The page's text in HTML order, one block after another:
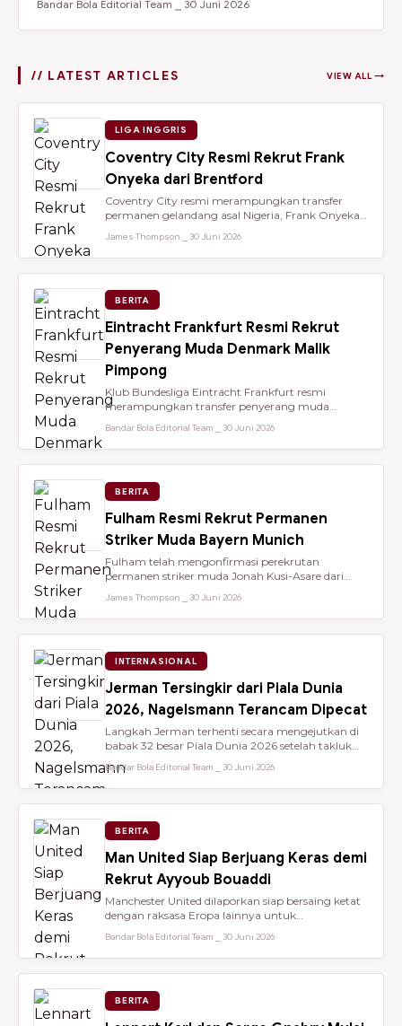
Bandar Bola Editorial Team ⎯ 30 Juni 2026
// LATEST ARTICLES VIEW ALL →
LIGA INGGRIS
Coventry City Resmi Rekrut Frank
Onyeka dari Brentford
Coventry City resmi merampungkan transfer
permanen gelandang asal Nigeria, Frank Onyeka,
James Thompson ⎯ 30 Juni 2026
BERITA
Eintracht Frankfurt Resmi Rekrut
Penyerang Muda Denmark Malik
Pimpong
Klub Bundesliga Eintracht Frankfurt resmi
merampungkan transfer penyerang muda
Bandar Bola Editorial Team ⎯ 30 Juni 2026
BERITA
Fulham Resmi Rekrut Permanen
Striker Muda Bayern Munich
Fulham telah mengonfirmasi perekrutan
permanen striker muda Jonah Kusi-Asare dari
James Thompson ⎯ 30 Juni 2026
INTERNASIONAL
Jerman Tersingkir dari Piala Dunia
2026, Nagelsmann Terancam Dipecat
Langkah Jerman terhenti secara mengejutkan di
babak 32 besar Piala Dunia 2026 setelah takluk
Bandar Bola Editorial Team ⎯ 30 Juni 2026
BERITA
Man United Siap Berjuang Keras demi
Rekrut Ayyoub Bouaddi
Manchester United dilaporkan siap bersaing ketat
dengan raksasa Eropa lainnya untuk
Bandar Bola Editorial Team ⎯ 30 Juni 2026
BERITA